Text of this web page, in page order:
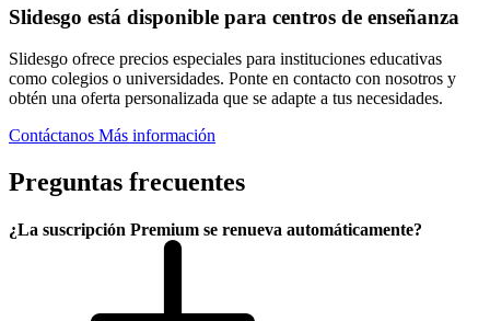
Slidesgo está disponible para centros de enseñanza
Slidesgo ofrece precios especiales para instituciones educativas
como colegios o universidades. Ponte en contacto con nosotros y
obtén una oferta personalizada que se adapte a tus necesidades.
Contáctanos Más información
Preguntas frecuentes
¿La suscripción Premium se renueva automáticamente?